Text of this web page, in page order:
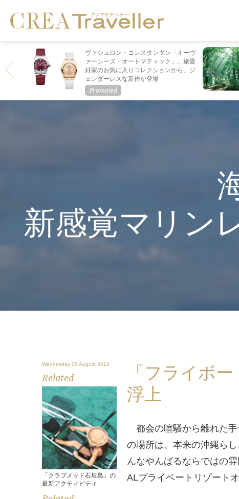
ヴァシュロン・コンスタンタン「オーヴ
ァーシーズ・オートマティック」。旅愛
好家のお気に入りコレクションから、ジ
ェンダーレスな新作が登場
新感覚マリン
Wednesday 08 August 2012
Related
「クラブメッド石垣島」の
最新アクティビティ
「フライボ
浮上
都会の喧騒から離れた手
の場所は、本来の沖縄ら
んなやんばるならではの
ALプライベートリゾート